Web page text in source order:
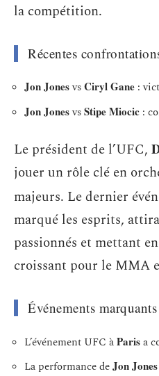
la compétition.
Récentes
Jon JonesvsCiryl Gane :
Jon JonesvsStipe Miocic :
Le président de l’UFC,
jouer un rôle clé en
majeurs. Le dernier
marqué les esprits,
passionnés et mettant
croissant pour le MMA
Événements marquants
L’événement UFC àParisa
La performance deJon Jones